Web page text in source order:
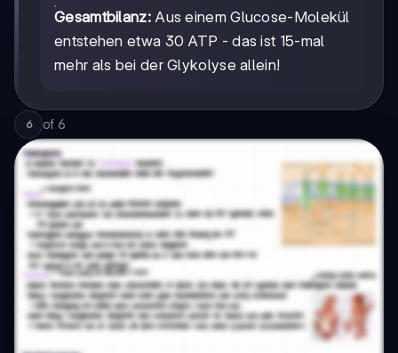
Gesamtbilanz:Aus einem Glucose-Molekül
entstehen etwa 30 ATP - das ist 15-mal
mehr als bei der Glykolyse allein!
6 of 6